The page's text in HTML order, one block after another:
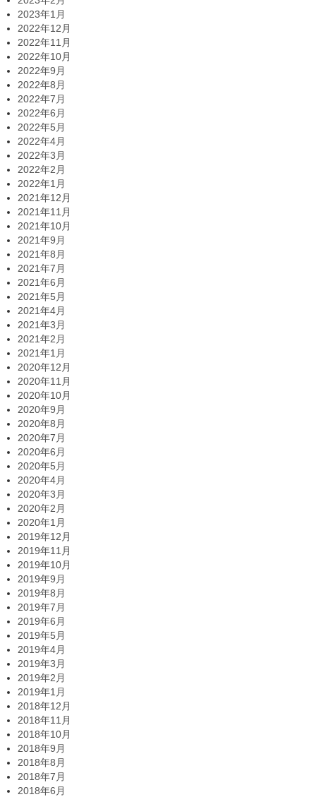
2023年1月
2022年12月
2022年11月
2022年10月
2022年9月
2022年8月
2022年7月
2022年6月
2022年5月
2022年4月
2022年3月
2022年2月
2022年1月
2021年12月
2021年11月
2021年10月
2021年9月
2021年8月
2021年7月
2021年6月
2021年5月
2021年4月
2021年3月
2021年2月
2021年1月
2020年12月
2020年11月
2020年10月
2020年9月
2020年8月
2020年7月
2020年6月
2020年5月
2020年4月
2020年3月
2020年2月
2020年1月
2019年12月
2019年11月
2019年10月
2019年9月
2019年8月
2019年7月
2019年6月
2019年5月
2019年4月
2019年3月
2019年2月
2019年1月
2018年12月
2018年11月
2018年10月
2018年9月
2018年8月
2018年7月
2018年6月